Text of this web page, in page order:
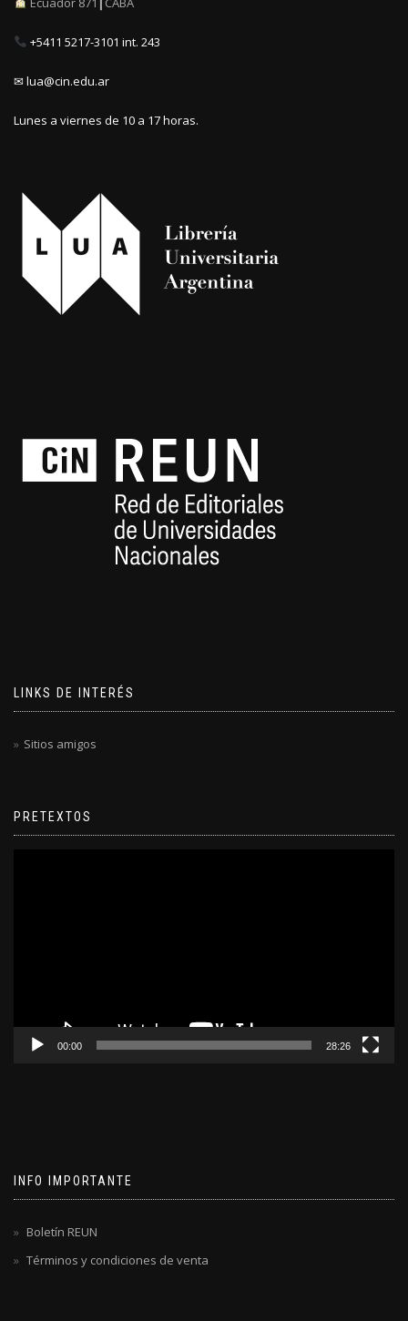
+5411 5217-3101 int. 243
✉ lua@cin.edu.ar
Lunes a viernes de 10 a 17 horas.
LINKS DE INTERÉS
Sitios amigos
PRETEXTOS
00:00 28:26
INFO IMPORTANTE
Boletín REUN
Términos y condiciones de venta